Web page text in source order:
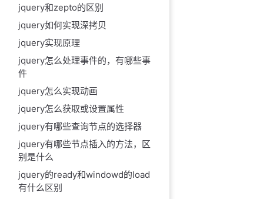
jquery和zepto的区别
jquery如何实现深拷贝
jquery实现原理
jquery怎么处理事件的，有哪些事
件
jquery怎么实现动画
jquery怎么获取或设置属性
jquery有哪些查询节点的选择器
jquery有哪些节点插入的方法，区
别是什么
jquery的ready和windowd的load
有什么区别